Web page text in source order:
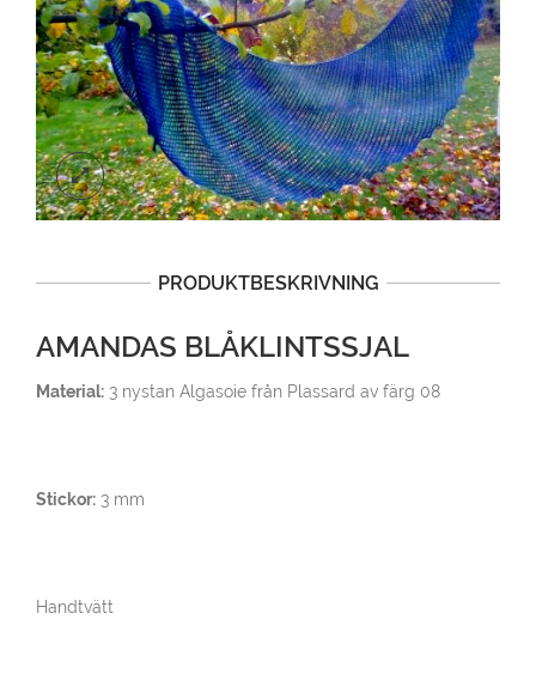
PRODUKTBESKRIVNING
AMANDAS BLÅKLINTSSJAL
Material: 3 nystan Algasoie från Plassard av färg 08
Stickor: 3 mm
Handtvätt